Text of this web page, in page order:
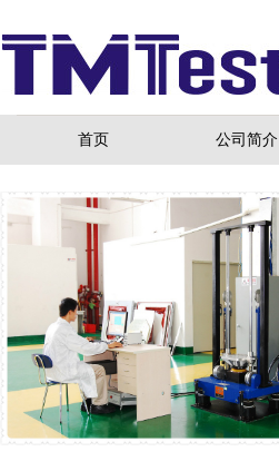
首页 公司简介